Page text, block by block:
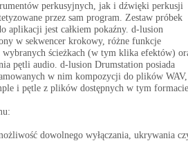
perkusyjnych, jak i dźwięki perkusji
przez sam program. Zestaw próbek
aplikacji jest całkiem pokaźny. d-lusion
w sekwencer krokowy, różne funkcje
wybranych ścieżkach (w tym klika efektów)
pętli audio. d-lusion Drumstation posiada
w nim kompozycji do plików
i pętle z plików dostępnych w tym
dowolnego wyłączania, ukrywania